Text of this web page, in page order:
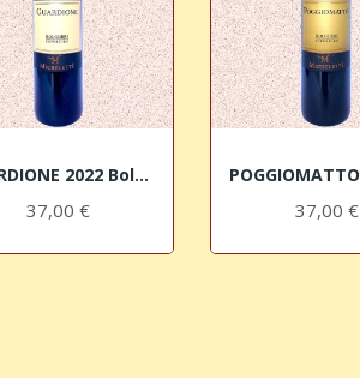
GUARDIONE 2022 Bolgheri DOC Superiore Micheletti
37,00 € 37,00 €